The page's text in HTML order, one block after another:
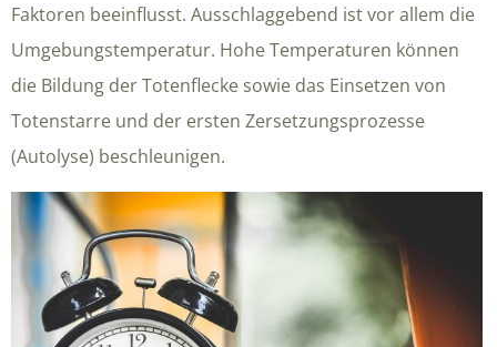
Faktoren beeinflusst. Ausschlaggebend ist vor allem die
Umgebungstemperatur. Hohe Temperaturen können
die Bildung der Totenflecke sowie das Einsetzen von
Totenstarre und der ersten Zersetzungsprozesse
(Autolyse) beschleunigen.